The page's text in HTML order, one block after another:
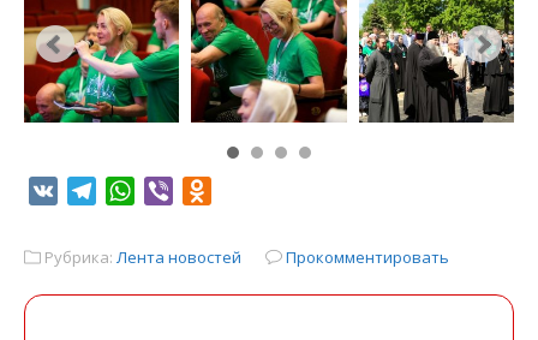
VK TelegramWhatsApp
Viber
Рубрика: Лента новостей Прокомментировать